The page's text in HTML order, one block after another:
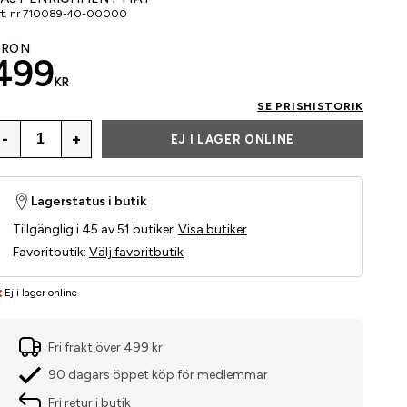
nr 710089-40-00000
KR
SE PRISHISTORIK
- + EJ I LAGER ONLINE
Ej i lager online
Lagerstatus i butik
Tillgänglig i 45 av 51 butiker Visa butiker
Favoritbutik: Välj favoritbutik
Fri frakt över 499 kr
90 dagars öppet köp för medlemmar
Fri retur i butik